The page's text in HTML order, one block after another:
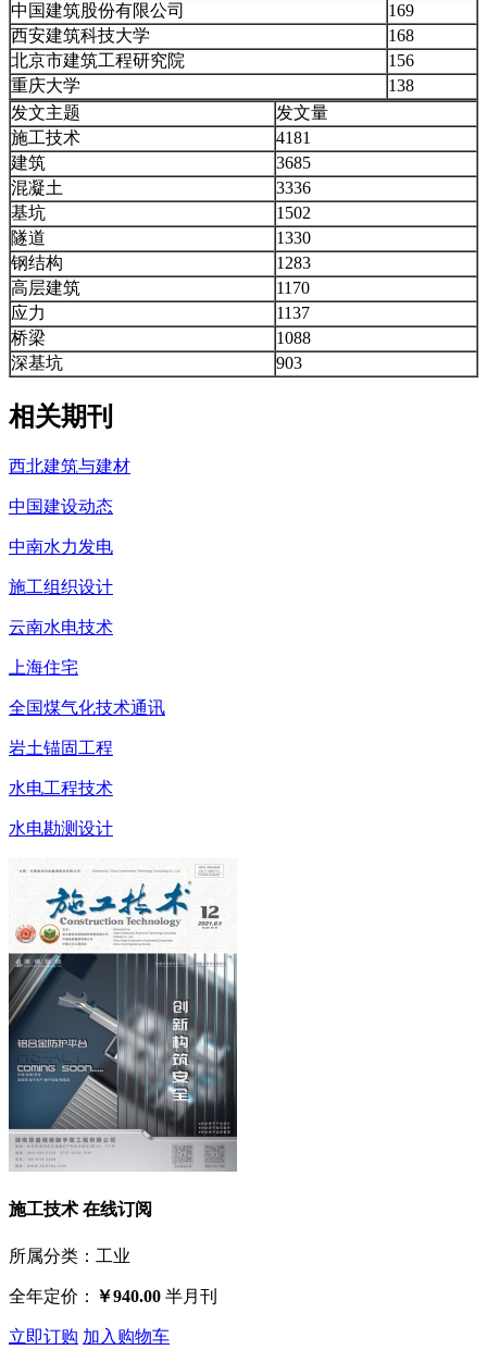
中国建筑股份有限公司
169
西安建筑科技大学
168
北京市建筑工程研究院
156
重庆大学
138
发文主题
发文量
施工技术
4181
建筑
3685
混凝土
3336
基坑
1502
隧道
1330
钢结构
1283
高层建筑
1170
应力
1137
桥梁
1088
深基坑
903
相关期刊
西北建筑与建材
中国建设动态
中南水力发电
施工组织设计
云南水电技术
上海住宅
全国煤气化技术通讯
岩土锚固工程
水电工程技术
水电勘测设计
施工技术 在线订阅
所属分类：工业
全年定价： ￥940.00 半月刊
立即订购 加入购物车